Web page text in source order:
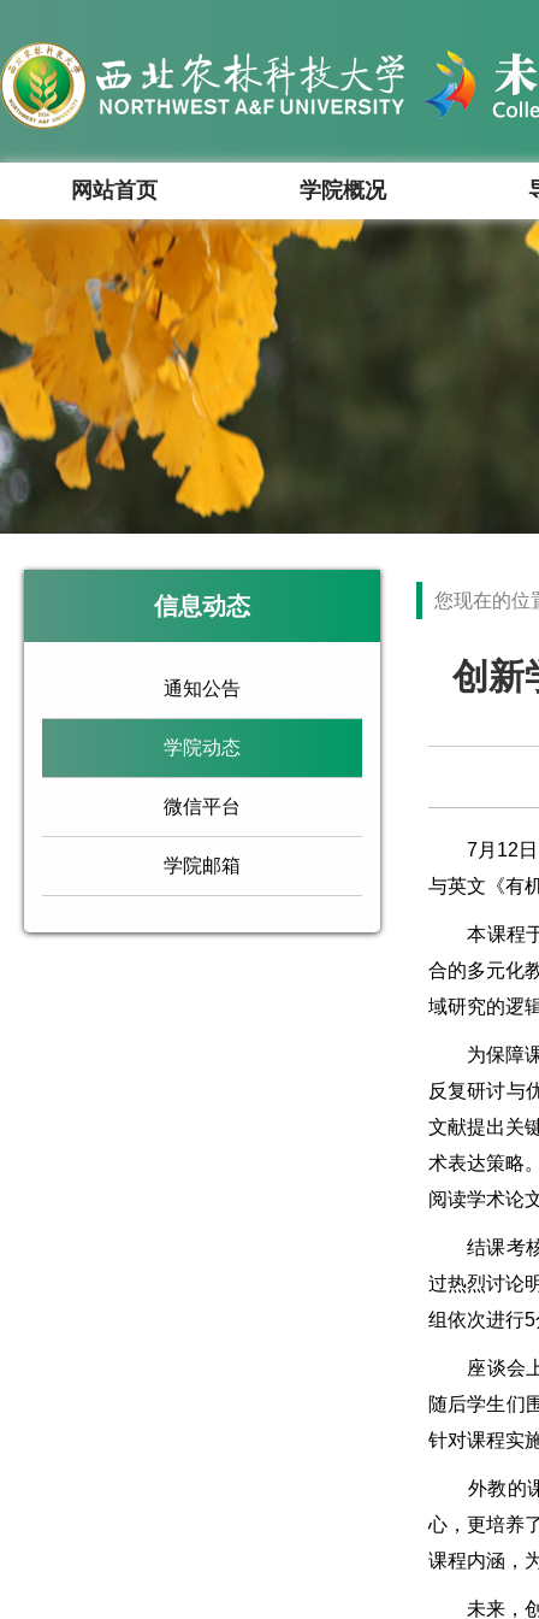
网站首页 学院概况
信息动态
通知公告
学院动态
微信平台
学院邮箱
您现在的位
创新
7月12日，
与英文《有
本课程于6
合的多元化
域研究的逻
为保障课
反复研讨与
文献提出关
术表达策略
阅读学术论
结课考核
过热烈讨论
组依次进行
座谈会上
随后学生们
针对课程实
外教的课
心，更培养
课程内涵，
未来，创